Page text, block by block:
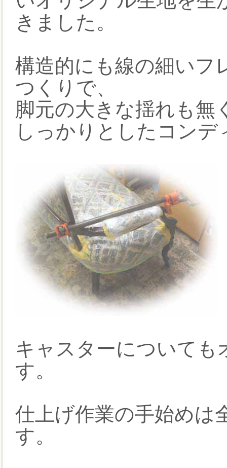
きました。
構造的にも線の細いフ
つくりで、
脚元の大きな揺れも無
しっかりとしたコン
キャスターについても
す。
仕上げ作業の手始めは
す。